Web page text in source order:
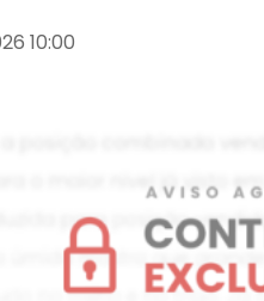
10:00